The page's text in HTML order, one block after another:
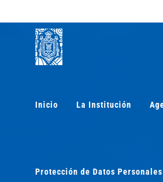
contenido
Inicio La Institución
Protección de Datos Personales